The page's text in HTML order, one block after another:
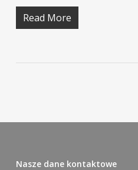
Read More
Nasze dane kontaktowe